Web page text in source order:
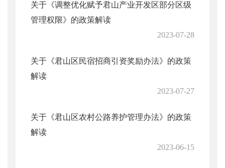
关于《调整优化赋予君山产业开发区部分区级
管理权限》的政策解读
2023-07-28
关于《君山区民宿招商引资奖励办法》的政策
解读
2023-07-27
关于《君山区农村公路养护管理办法》的政策
解读
2023-06-15